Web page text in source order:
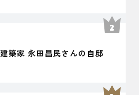
建築家 永田昌民さんの自邸